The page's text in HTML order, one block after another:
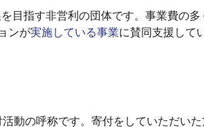
目指す非営利の団体です。事業費の
ンが実施している事業に賛同支援して
動の呼称です。寄付をしていただい